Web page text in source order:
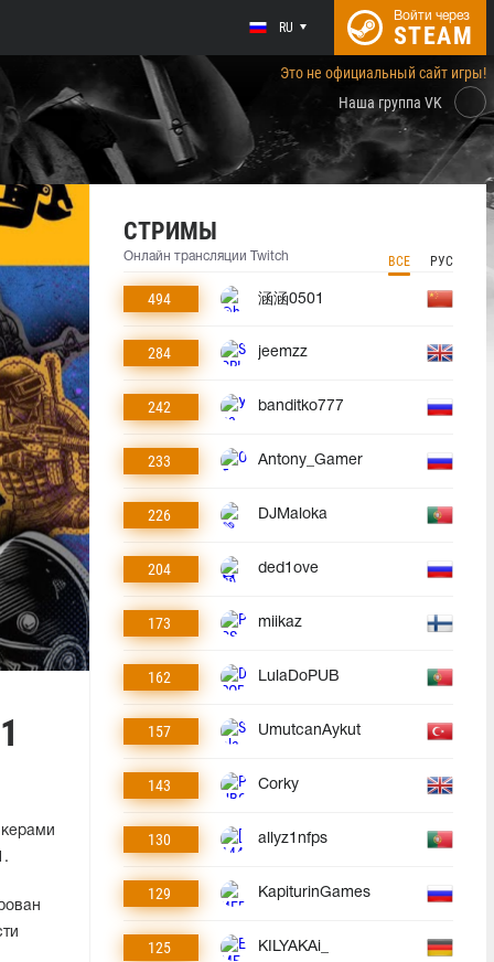
RU
Войти через
STEAM
Это не официальный сайт игры!
Наша группа VK
СТРИМЫ
Онлайн трансляции Twitch ВСЕ РУС
494 涵涵0501
284 jeemzz
242 banditko777
233 Antony_Gamer
226 DJMaloka
204 ded1ove
173 miikaz
162 LulaDoPUB
157 UmutcanAykut
143 Corky
130 allyz1nfps
129 KapiturinGames
125 KILYAKAi_